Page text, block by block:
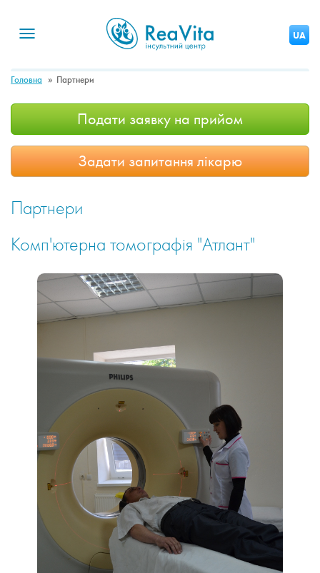
Toggle
UA
Головна Партнери
Подати заявку на прийом
Задати запитання лікарю
Партнери
Комп'ютерна томографія "Атлант"